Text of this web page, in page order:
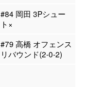
#84 岡田 3Pシュー
ト×
#79 高橋 オフェンス
リバウンド(2-0-2)